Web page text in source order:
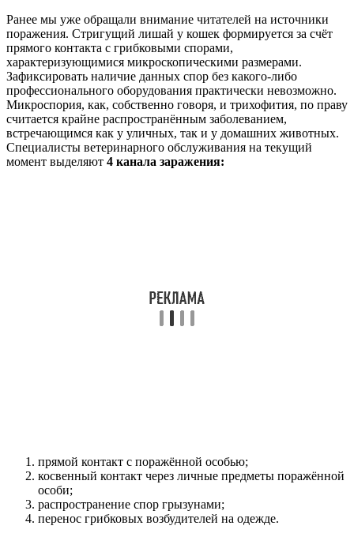
Ранее мы уже обращали внимание читателей на источники
поражения. Стригущий лишай у кошек формируется за счёт
прямого контакта с грибковыми спорами,
характеризующимися микроскопическими размерами.
Зафиксировать наличие данных спор без какого-либо
профессионального оборудования практически невозможно.
Микроспория, как, собственно говоря, и трихофития, по праву
считается крайне распространённым заболеванием,
встречающимся как у уличных, так и у домашних животных.
Специалисты ветеринарного обслуживания на текущий
момент выделяют 4 канала заражения:
прямой контакт с поражённой особью;
косвенный контакт через личные предметы поражённой
особи;
распространение спор грызунами;
перенос грибковых возбудителей на одежде.